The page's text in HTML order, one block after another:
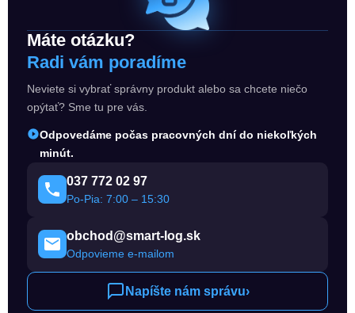
Máte otázku?
Radi vám poradíme
Neviete si vybrať správny produkt alebo sa chcete niečo
opýtať? Sme tu pre vás.
Odpovedáme počas pracovných dní do niekoľkých
minút.
037 772 02 97
Po-Pia: 7:00 – 15:30
obchod@smart-log.sk
Odpovieme e-mailom
Napíšte nám správu›